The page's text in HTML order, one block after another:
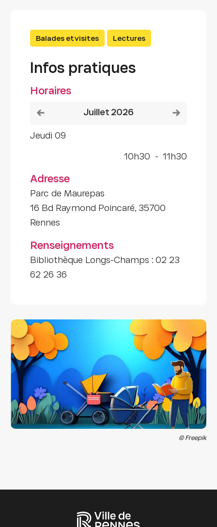
Balades et visites Lectures
Infos pratiques
Horaires
Voir le mois précédentjuillet 2026
jeudi 09
10h30 - 11h30
Adresse
Parc de Maurepas
16 Bd Raymond Poincaré, 35700
Rennes
Renseignements
Bibliothèque Longs-Champs : 02 23
62 26 36
© Freepik